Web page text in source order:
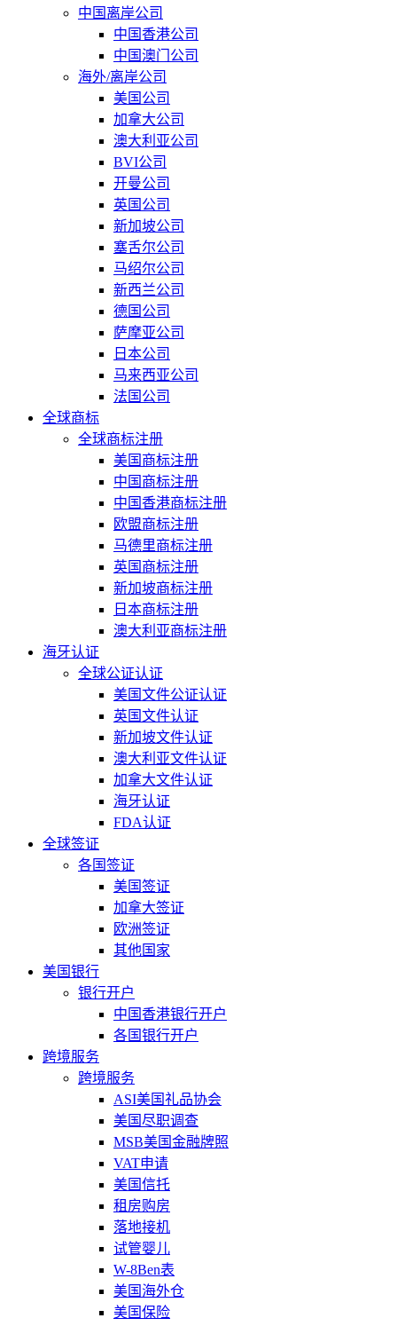
中国离岸公司
中国香港公司
中国澳门公司
海外/离岸公司
美国公司
加拿大公司
澳大利亚公司
BVI公司
开曼公司
英国公司
新加坡公司
塞舌尔公司
马绍尔公司
新西兰公司
德国公司
萨摩亚公司
日本公司
马来西亚公司
法国公司
全球商标
全球商标注册
美国商标注册
中国商标注册
中国香港商标注册
欧盟商标注册
马德里商标注册
英国商标注册
新加坡商标注册
日本商标注册
澳大利亚商标注册
海牙认证
全球公证认证
美国文件公证认证
英国文件认证
新加坡文件认证
澳大利亚文件认证
加拿大文件认证
海牙认证
FDA认证
全球签证
各国签证
美国签证
加拿大签证
欧洲签证
其他国家
美国银行
银行开户
中国香港银行开户
各国银行开户
跨境服务
跨境服务
ASI美国礼品协会
美国尽职调查
MSB美国金融牌照
VAT申请
美国信托
租房购房
落地接机
试管婴儿
W-8Ben表
美国海外仓
美国保险